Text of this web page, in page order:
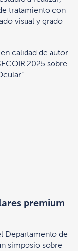
tratamiento con
visual y grado
calidad de autor
2025 sobre
premium
Departamento de
simposio sobre